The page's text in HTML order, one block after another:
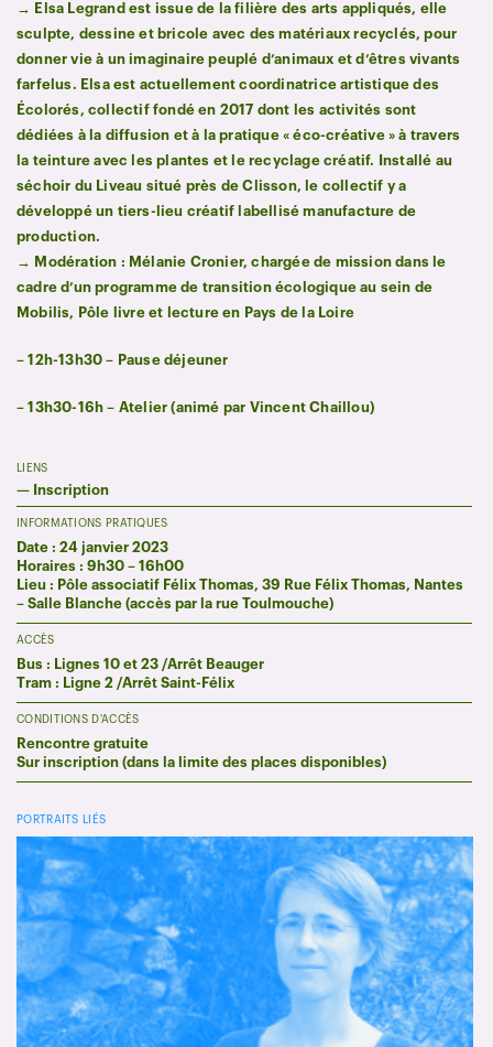
→
Elsa Legrand est issue de la filière des arts appliqués, elle
sculpte, dessine et bricole avec des matériaux recyclés, pour
donner vie à un imaginaire peuplé d’animaux et d’êtres vivants
farfelus. Elsa est actuellement coordinatrice artistique des
Écolorés, collectif fondé en 2017 dont les activités sont
dédiées à la diffusion et à la pratique « éco-créative » à travers
la teinture avec les plantes et le recyclage créatif. Installé au
séchoir du Liveau situé près de Clisson, le collectif y a
développé un tiers-lieu créatif labellisé manufacture de
production.
→ Modération : Mélanie Cronier, chargée de mission dans le
cadre d’un programme de transition écologique au sein de
Mobilis, Pôle livre et lecture en Pays de la Loire
– 12h-13h30 – Pause déjeuner
– 13h30-16h – Atelier (animé par Vincent Chaillou)
LIENS
— Inscription
INFORMATIONS PRATIQUES
Date : 24 janvier 2023
Horaires : 9h30 – 16h00
Lieu : Pôle associatif Félix Thomas, 39 Rue Félix Thomas, Nantes
– Salle Blanche (accès par la rue Toulmouche)
ACCÈS
Bus : Lignes 10 et 23 /Arrêt Beauger
Tram : Ligne 2 /Arrêt Saint-Félix
CONDITIONS D'ACCÈS
Rencontre gratuite
Sur inscription (dans la limite des places disponibles)
PORTRAITS LIÉS